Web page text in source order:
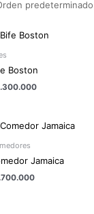
Boston
Jamaica